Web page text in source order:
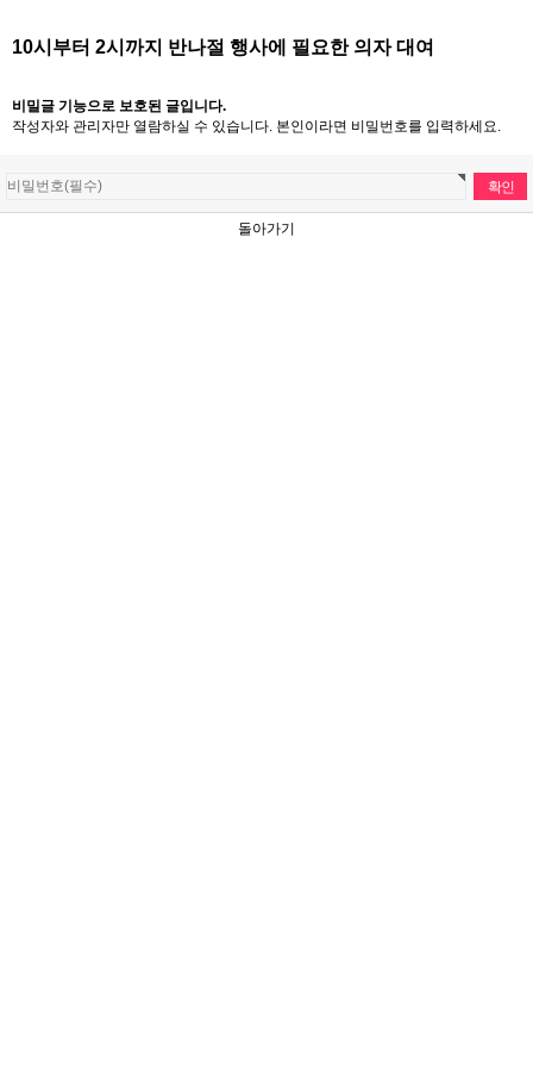
10시부터 2시까지 반나절 행사에 필요한 의자 대여
비밀글 기능으로 보호된 글입니다.
작성자와 관리자만 열람하실 수 있습니다. 본인이라면 비밀번호를 입력하세요.
돌아가기